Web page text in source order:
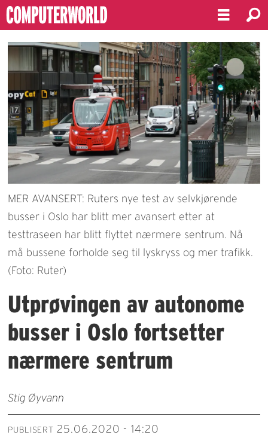
MER AVANSERT: Ruters nye test av selvkjørende
busser i Oslo har blitt mer avansert etter at
testtraseen har blitt flyttet nærmere sentrum. Nå
må bussene forholde seg til lyskryss og mer trafikk.
(Foto: Ruter)
Utprøvingen av autonome
busser i Oslo fortsetter
nærmere sentrum
Stig Øyvann
PUBLISERT 25.06.2020 - 14:20